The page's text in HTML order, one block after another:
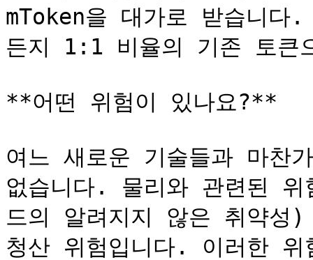
mToken을 대가로 받습니
든지 1:1 비율의 기존 토큰
**어떤 위험이 있나요?**
여느 새로운 기술들과 마찬
없습니다. 물리와 관련된
드의 알려지지 않은 취약성
청산 위험입니다. 이러한